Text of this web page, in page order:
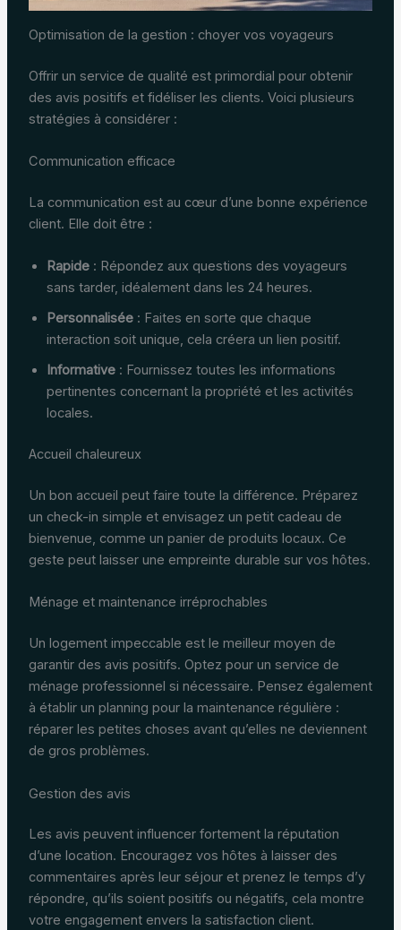
Optimisation de la gestion : choyer vos voyageurs
Offrir un service de qualité est primordial pour obtenir
des avis positifs et fidéliser les clients. Voici plusieurs
stratégies à considérer :
Communication efficace
La communication est au cœur d’une bonne expérience
client. Elle doit être :
Rapide: Répondez aux questions des voyageurs
sans tarder, idéalement dans les 24 heures.
Personnalisée: Faites en sorte que chaque
interaction soit unique, cela créera un lien positif.
Informative: Fournissez toutes les informations
pertinentes concernant la propriété et les activités
locales.
Accueil chaleureux
Un bon accueil peut faire toute la différence. Préparez
un check-in simple et envisagez un petit cadeau de
bienvenue, comme un panier de produits locaux. Ce
geste peut laisser une empreinte durable sur vos hôtes.
Ménage et maintenance irréprochables
Un logement impeccable est le meilleur moyen de
garantir des avis positifs. Optez pour un service de
ménage professionnel si nécessaire. Pensez également
à établir un planning pour la maintenance régulière :
réparer les petites choses avant qu’elles ne deviennent
de gros problèmes.
Gestion des avis
Les avis peuvent influencer fortement la réputation
d’une location. Encouragez vos hôtes à laisser des
commentaires après leur séjour et prenez le temps d’y
répondre, qu’ils soient positifs ou négatifs, cela montre
votre engagement envers la satisfaction client.